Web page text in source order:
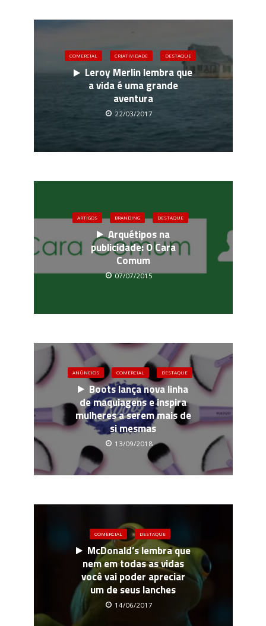
COMERCIAL CRIATIVIDADE DESTAQUE
Leroy Merlin lembra que
a vida é uma grande
aventura
22/03/2017
ARTIGOS BRANDING DESTAQUE
Arquétipos na
publicidade: O Cara
Comum
07/07/2015
ANÚNCIOS COMERCIAL DESTAQUE
Boots lança nova linha
de maquiagens e inspira
mulheres a serem mais de
si mesmas
13/09/2018
COMERCIAL DESTAQUE
McDonald’s lembra que
nem em todas as vidas
você vai poder apreciar
um de seus lanches
14/06/2017